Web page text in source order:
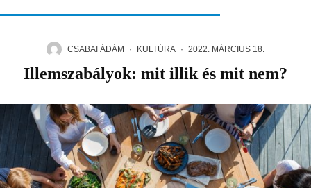
CSABAI ÁDÁM · KULTÚRA · 2022. MÁRCIUS 18.
Illemszabályok: mit illik és mit nem?